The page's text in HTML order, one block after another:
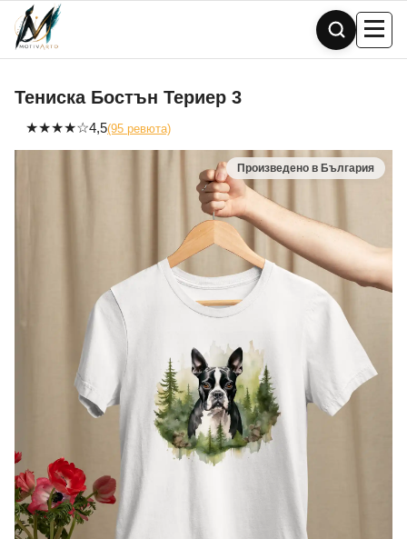
Skip
content
Тениска Бостън Териер 3
★★★★☆4,5(95 ревюта)